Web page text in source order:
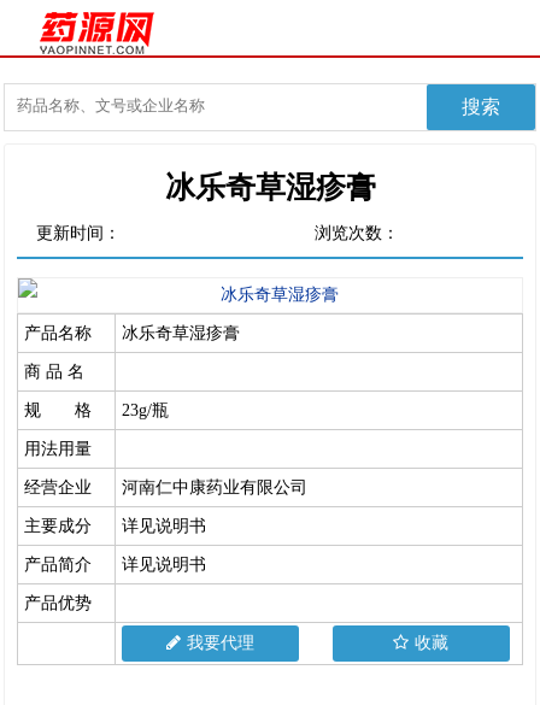
冰乐奇草湿疹膏
更新时间： 浏览次数：
产品名称 冰乐奇草湿疹膏
商 品 名
规 格 23g/瓶
用法用量
经营企业 河南仁中康药业有限公司
主要成分 详见说明书
产品简介 详见说明书
产品优势
我要代理 收藏